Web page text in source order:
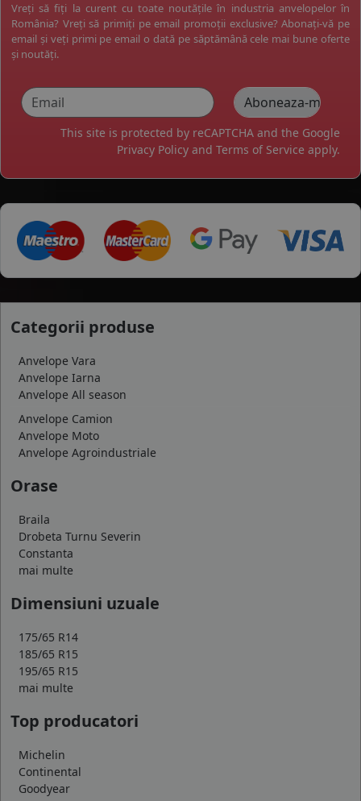
Vreți să fiți la curent cu toate noutățile în industria anvelopelor în
România? Vreți să primiți pe email promoții exclusive? Abonați-vă pe
email și veți primi pe email o dată pe săptămână cele mai bune oferte
și noutăți.
This site is protected by reCAPTCHA and the Google
Privacy Policy and Terms of Service apply.
Categorii produse
Anvelope Vara
Anvelope Iarna
Anvelope All season
Anvelope Camion
Anvelope Moto
Anvelope Agroindustriale
Orase
Braila
Drobeta Turnu Severin
Constanta
mai multe
Dimensiuni uzuale
175/65 R14
185/65 R15
195/65 R15
mai multe
Top producatori
Michelin
Continental
Goodyear